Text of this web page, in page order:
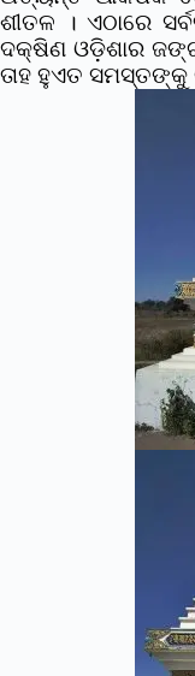
ଶୀତଳ । ଏଠାରେ
ଦକ୍ଷିଣ ଓଡ଼ିଶାର
ତାହ ହୁଏତ ସମସ୍ତଙ୍କୁ